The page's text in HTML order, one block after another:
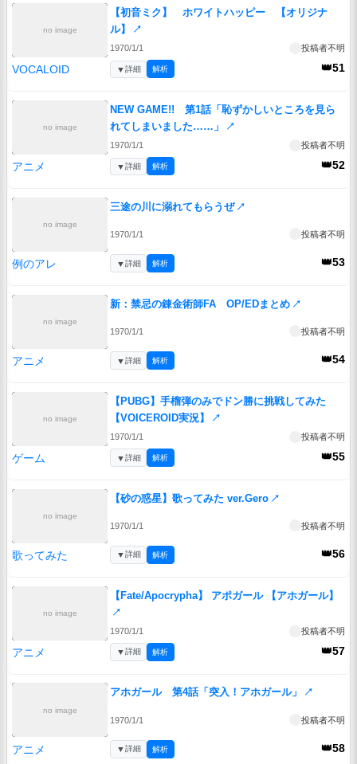
no image
【初音ミク】 ホワイトハッピー 【オリジナ
ル】
↗
1970/1/1 投稿者不明
VOCALOID 👑51
▼詳細 解析
no image
NEW GAME!! 第1話「恥ずかしいところを見ら
れてしまいました……」
↗
1970/1/1 投稿者不明
アニメ 👑52
▼詳細 解析
no image
三途の川に溺れてもらうぜ ↗
1970/1/1 投稿者不明
例のアレ 👑53
▼詳細 解析
no image
新：禁忌の錬金術師FA OP/EDまとめ ↗
1970/1/1 投稿者不明
アニメ 👑54
▼詳細 解析
no image
【PUBG】手榴弾のみでドン勝に挑戦してみた
【VOICEROID実況】
↗
1970/1/1 投稿者不明
ゲーム 👑55
▼詳細 解析
no image
【砂の惑星】歌ってみた ver.Gero ↗
1970/1/1 投稿者不明
歌ってみた 👑56
▼詳細 解析
no image
【Fate/Apocrypha】 アポガール 【アホガール】
↗
1970/1/1 投稿者不明
アニメ 👑57
▼詳細 解析
no image
アホガール 第4話「突入！アホガール」 ↗
1970/1/1 投稿者不明
アニメ 👑58
▼詳細 解析